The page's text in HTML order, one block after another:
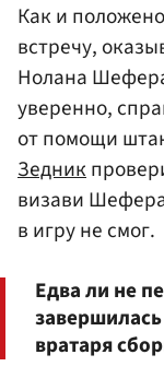
Как и
встречу,
Нолана
уверенно,
от помощи
Зедник
визави
в игру не смог.
Едва ли не
вратаря